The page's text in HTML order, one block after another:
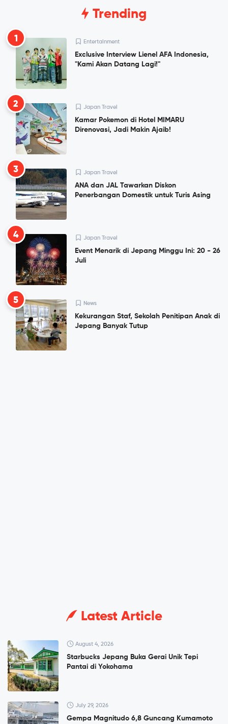
Trending
1 Entertainment
Exclusive Interview Lienel AFA Indonesia,
"Kami Akan Datang Lagi!"
2 Japan Travel
Kamar Pokemon di Hotel MIMARU
Direnovasi, Jadi Makin Ajaib!
3 Japan Travel
ANA dan JAL Tawarkan Diskon
Penerbangan Domestik untuk Turis Asing
4 Japan Travel
Event Menarik di Jepang Minggu Ini: 20 - 26
Juli
5 News
Kekurangan Staf, Sekolah Penitipan Anak di
Jepang Banyak Tutup
Latest Article
August 4, 2026
Starbucks Jepang Buka Gerai Unik Tepi
Pantai di Yokohama
July 29, 2026
Gempa Magnitudo 6,8 Guncang Kumamoto